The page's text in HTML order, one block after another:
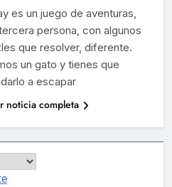
es un juego de aventuras,
persona, con algunos
que resolver, diferente.
un gato y tienes que
a escapar
noticia completa